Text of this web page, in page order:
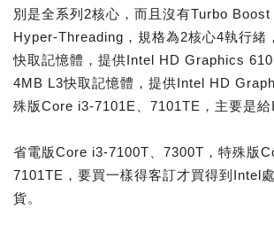
別是全系列2核心，而且沒有Turbo Boost
Hyper-Threading，規格為2核心4執行緒
快取記憶體，提供Intel HD Graphics
4MB L3快取記憶體，提供Intel HD
殊版Core i3-7101E、7101TE，主要是給
省電版Core i3-7100T、7300T，特殊版
7101TE，要買一樣得客訂才買得到Intel
貨。